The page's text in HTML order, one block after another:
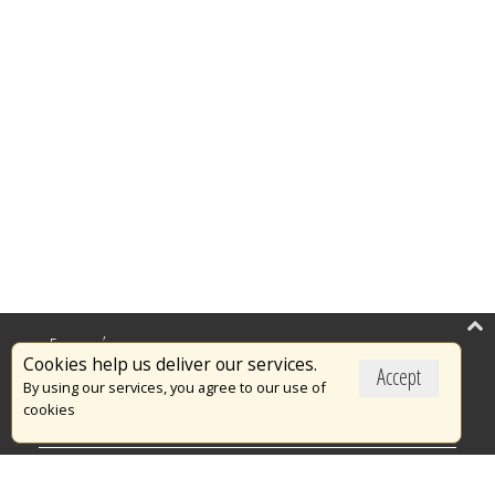
Accept
Cookies help us deliver our services.
By using our services, you agree to our use of
cookies
Επικαιρότητα
Το Πυροσβεστικό Σώμα